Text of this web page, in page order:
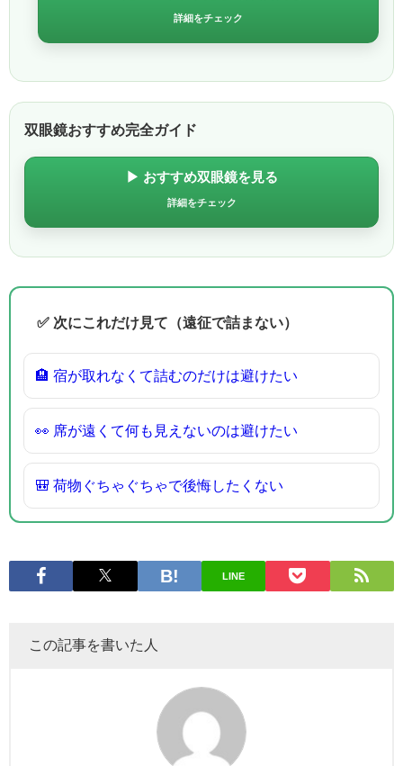
詳細をチェック
双眼鏡おすすめ完全ガイド
▶ おすすめ双眼鏡を見る
詳細をチェック
✅ 次にこれだけ見て（遠征で詰まない）
🏨 宿が取れなくて詰むのだけは避けたい
👀 席が遠くて何も見えないのは避けたい
🎒 荷物ぐちゃぐちゃで後悔したくない
LINE
この記事を書いた人